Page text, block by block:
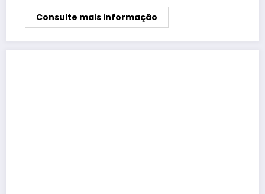
Consulte mais informação